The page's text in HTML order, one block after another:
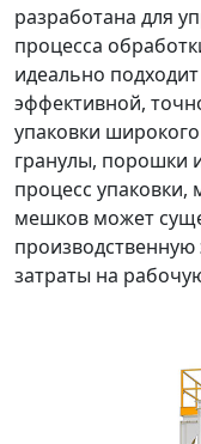
разработана для
процесса
идеально
эффективной,
упаковки
гранулы, порошки
процесс
мешков может
затраты на